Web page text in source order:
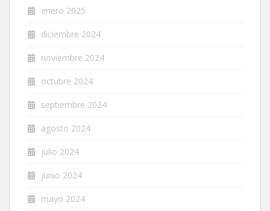
enero 2025
diciembre 2024
noviembre 2024
octubre 2024
septiembre 2024
agosto 2024
julio 2024
junio 2024
mayo 2024